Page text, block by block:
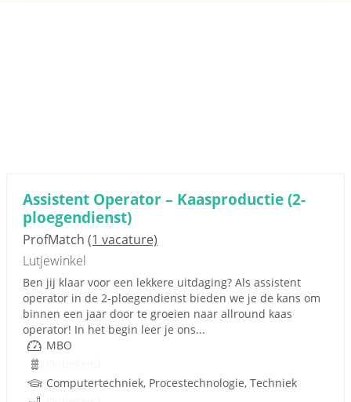
Assistent Operator – Kaasproductie (2-
ploegendienst)
ProfMatch (1 vacature)
Lutjewinkel
Ben jij klaar voor een lekkere uitdaging? Als assistent
operator in de 2-ploegendienst bieden we je de kans om
binnen een jaar door te groeien naar allround kaas
operator! In het begin leer je ons...
MBO
Computertechniek, Procestechnologie, Techniek